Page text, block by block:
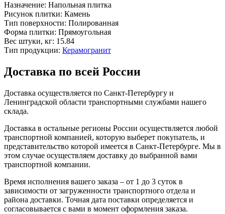
Назначение: Напольная плитка
Рисунок плитки: Камень
Тип поверхности: Полированная
Форма плитки: Прямоугольная
Вес штуки, кг: 15.84
Тип продукции: Керамогранит
Доставка по всей России
Доставка осуществляется по Санкт-Петербургу и
Ленинградской области транспортными службами нашего
склада.
Доставка в остальные регионы России осуществляется любой
транспортной компанией, которую выберет покупатель, и
представительство которой имеется в Санкт-Петербурге. Мы в
этом случае осуществляем доставку до выбранной вами
транспортной компании.
Время исполнения вашего заказа – от 1 до 3 суток в
зависимости от загруженности транспортного отдела и
района доставки. Точная дата поставки определяется и
согласовывается с вами в момент оформления заказа.